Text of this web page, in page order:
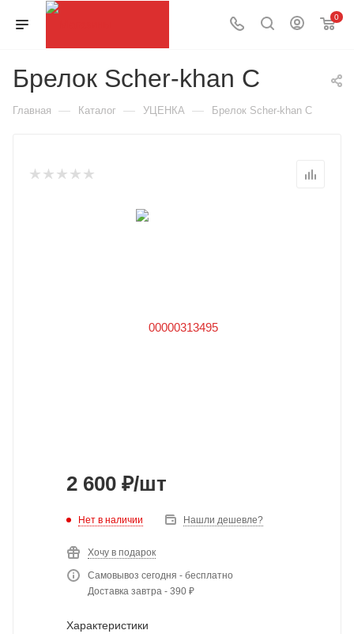
0
Брелок Scher-khan С
Главная — Каталог — УЦЕНКА — Брелок Scher-khan С
2 600 ₽/шт
Нет в наличии Нашли дешевле?
Хочу в подарок
Самовывоз сегодня - бесплатно
Доставка завтра - 390 ₽
Характеристики